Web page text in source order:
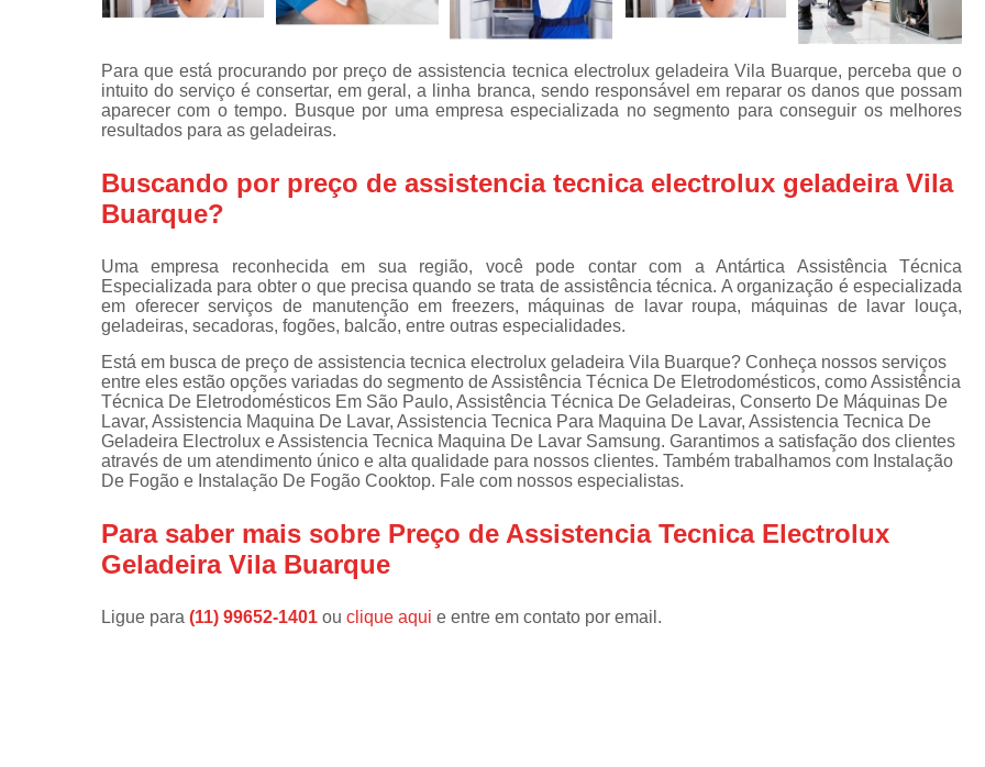
lavar
Consertos de
adega
Consertos de
geladeiras
Instalação de
fogões
lavar roupa
Instalações de
lava e seca
Manutenções
de fogão
Manutenções
em freezer
Assistencia Tecnica para Ar Condicionado
Assistencia Tecnica Geladeira
Electrolux Geladeira Assistencia
Assistencia Tecnica Refrigerador
Assistencia Tecnica
Assistencia Tecnica Refrigerador Electrolux
Refrigerador Assistencia Tecnica
Assistencia Tecnica Lavadora Secadora
Assistencia Tecnica Maquina Secadora de
Assistencia Tecnica
Assistencia Tecnica Samsung
Para que está procurando por preço de assistencia tecnica electrolux geladeira Vila Buarque, perceba que o
intuito do serviço é consertar, em geral, a linha branca, sendo responsável em reparar os danos que possam
aparecer com o tempo. Busque por uma empresa especializada no segmento para conseguir os melhores
resultados para as geladeiras.
Buscando por preço de assistencia tecnica electrolux geladeira Vila
Buarque?
Uma empresa reconhecida em sua região, você pode contar com a Antártica Assistência Técnica
Especializada para obter o que precisa quando se trata de assistência técnica. A organização é especializada
em oferecer serviços de manutenção em freezers, máquinas de lavar roupa, máquinas de lavar louça,
geladeiras, secadoras, fogões, balcão, entre outras especialidades.
Está em busca de preço de assistencia tecnica electrolux geladeira Vila Buarque? Conheça nossos serviços
entre eles estão opções variadas do segmento de Assistência Técnica De Eletrodomésticos, como Assistência
Técnica De Eletrodomésticos Em São Paulo, Assistência Técnica De Geladeiras, Conserto De Máquinas De
Lavar, Assistencia Maquina De Lavar, Assistencia Tecnica Para Maquina De Lavar, Assistencia Tecnica De
Geladeira Electrolux e Assistencia Tecnica Maquina De Lavar Samsung. Garantimos a satisfação dos clientes
através de um atendimento único e alta qualidade para nossos clientes. Também trabalhamos com Instalação
De Fogão e Instalação De Fogão Cooktop. Fale com nossos especialistas.
Para saber mais sobre Preço de Assistencia Tecnica Electrolux
Geladeira Vila Buarque
Ligue para (11) 99652-1401 ou clique aqui e entre em contato por email.